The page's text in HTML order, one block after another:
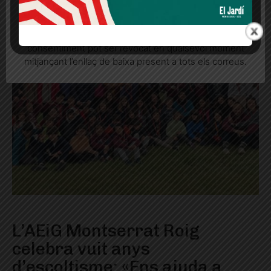
L’AEiG Montserrat Roig
celebra vuit anys
Quan l’usuari crea un compte al Diari el Jardí, dona el
seu consentiment explícit per rebre comunicacions
consentiment pot ser revocat en qualsevol moment
mitjançant l’enllaç de baixa present a tots els correus.